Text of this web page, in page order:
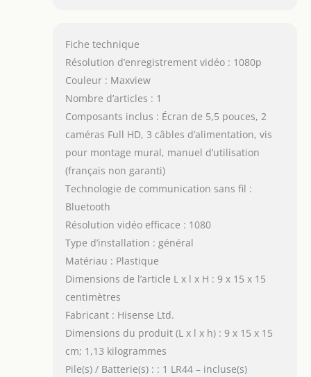
Fiche technique
Résolution d’enregistrement vidéo : 1080p
Couleur : Maxview
Nombre d’articles : 1
Composants inclus : Écran de 5,5 pouces, 2
caméras Full HD, 3 câbles d’alimentation, vis
pour montage mural, manuel d’utilisation
(français non garanti)
Technologie de communication sans fil :
Bluetooth
Résolution vidéo efficace : 1080
Type d’installation : général
Matériau : Plastique
Dimensions de l’article L x l x H : 9 x 15 x 15
centimètres
Fabricant : Hisense Ltd.
Dimensions du produit (L x l x h) : 9 x 15 x 15
cm; 1,13 kilogrammes
Pile(s) / Batterie(s) : : 1 LR44 – incluse(s)